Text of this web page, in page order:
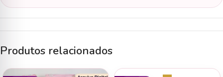
Produtos relacionados